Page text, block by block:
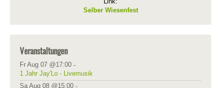
Selber Wiesenfest
Veranstaltungen
Fr Aug 07 @17:00 -
1 Jahr Jay'Lo - Livemusik
Sa Aug 08 @15:00 -